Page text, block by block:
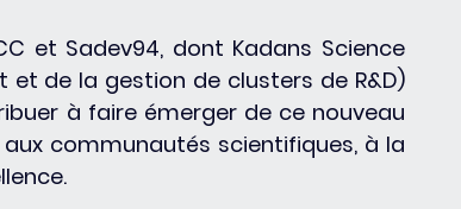
et Sadev94, dont Kadans Science
de la gestion de clusters de R&D)
à faire émerger de ce nouveau
communautés scientifiques, à la